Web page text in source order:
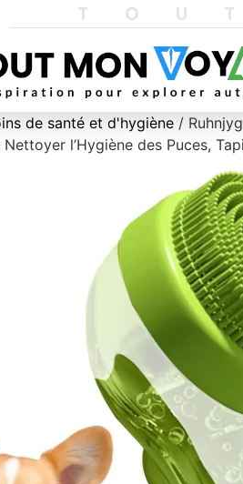
de santé et d'hygiène /
l’Hygiène des Puces,